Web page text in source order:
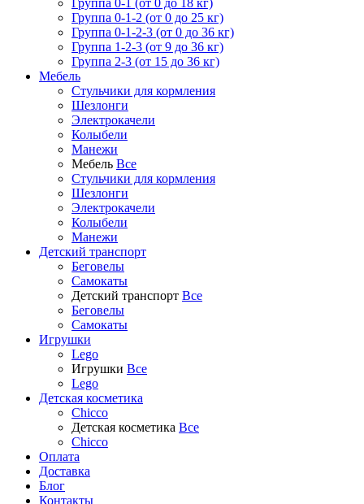
Группа 0-1 (от 0 до 18 кг)
Группа 0-1-2 (от 0 до 25 кг)
Группа 0-1-2-3 (от 0 до 36 кг)
Группа 1-2-3 (от 9 до 36 кг)
Группа 2-3 (от 15 до 36 кг)
Мебель
Cтульчики для кормления
Шезлонги
Электрокачели
Колыбели
Манежи
Мебель Все
Cтульчики для кормления
Шезлонги
Электрокачели
Колыбели
Манежи
Детский транспорт
Беговелы
Самокаты
Детский транспорт Все
Беговелы
Самокаты
Игрушки
Lego
Игрушки Все
Lego
Детская косметика
Chicco
Детская косметика Все
Chicco
Оплата
Доставка
Блог
Контакты